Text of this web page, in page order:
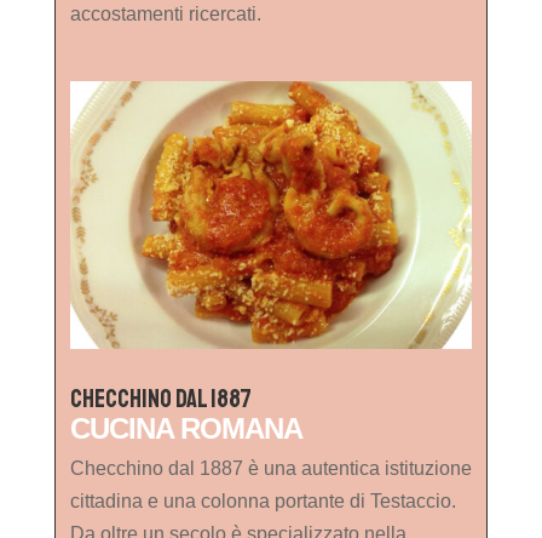
accostamenti ricercati.
Checchino dal 1887
CUCINA ROMANA
Checchino dal 1887 è una autentica istituzione
cittadina e una colonna portante di Testaccio.